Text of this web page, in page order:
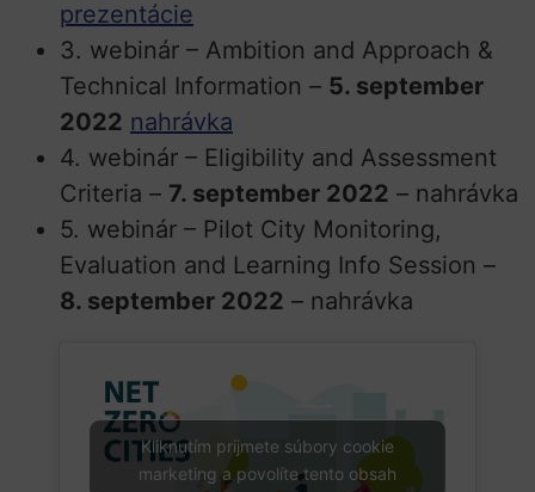
prezentácie
3. webinár – Ambition and Approach &
Technical Information – 5. september
2022 nahrávka
4. webinár – Eligibility and Assessment
Criteria – 7. september 2022 – nahrávka
5. webinár – Pilot City Monitoring,
Evaluation and Learning Info Session –
8. september 2022 – nahrávka
Kliknutím prijmete súbory cookie
marketing a povolíte tento obsah